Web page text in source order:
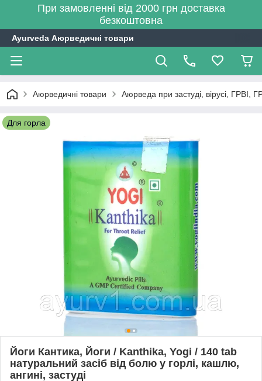
При замовленні від 2000 грн доставка
безкоштовна
Ayurveda Аюрведичні товари
Аюрведичні товари Аюрведа при застуді, вірусі, ГРВІ,
Для горла
Йоги Кантикa, Йоги / Kanthika, Yogi / 140 tab
натуральний засіб від болю у горлі, кашлю,
ангині, застуді